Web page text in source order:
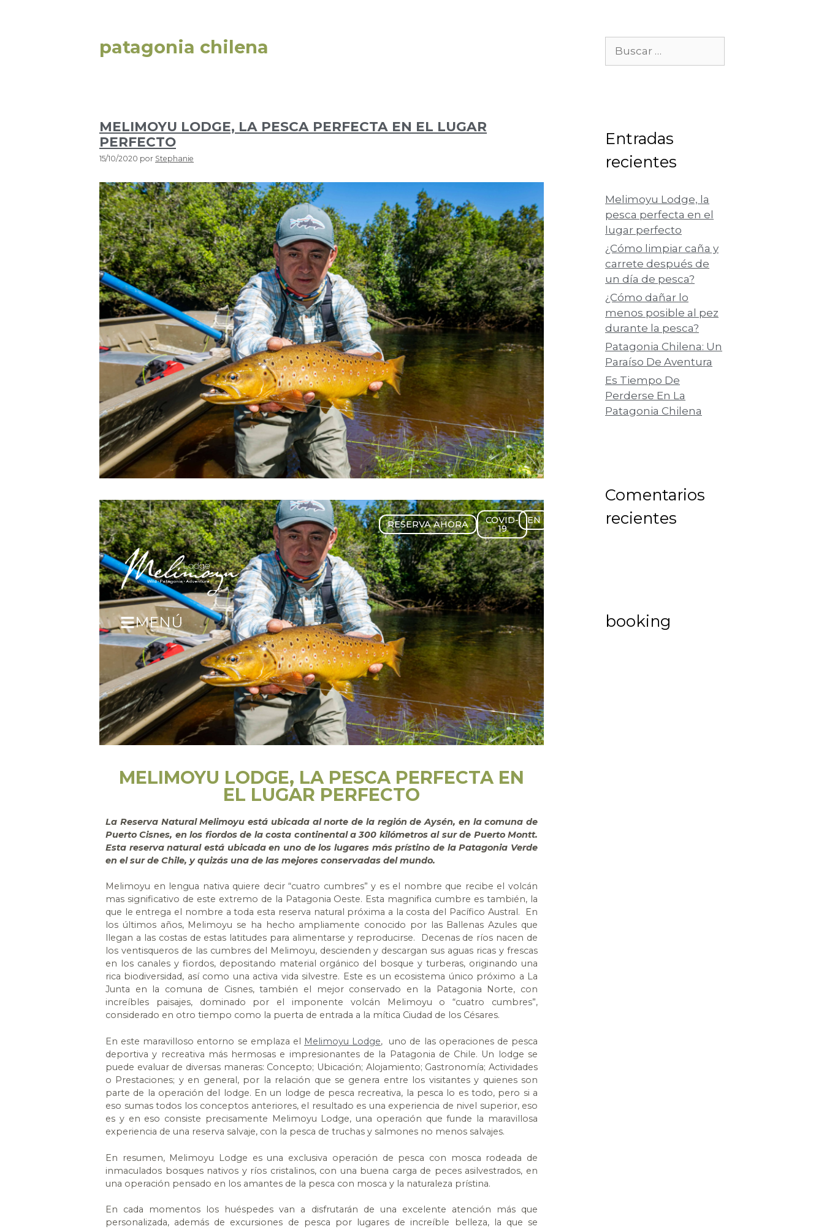
patagonia chilena
MELIMOYU LODGE, LA PESCA PERFECTA EN EL LUGAR
PERFECTO
15/10/2020 por Stephanie
RESERVA AHORA COVID-
19
EN
MENÚ
MELIMOYU LODGE, LA PESCA PERFECTA EN
EL LUGAR PERFECTO
La Reserva Natural Melimoyu está ubicada al norte de la región de Aysén, en la comuna de
Puerto Cisnes, en los fiordos de la costa continental a 300 kilómetros al sur de Puerto Montt.
Esta reserva natural está ubicada en uno de los lugares más prístino de la Patagonia Verde
en el sur de Chile, y quizás una de las mejores conservadas del mundo.
Melimoyu en lengua nativa quiere decir “cuatro cumbres” y es el nombre que recibe el volcán
mas significativo de este extremo de la Patagonia Oeste. Esta magnifica cumbre es también, la
que le entrega el nombre a toda esta reserva natural próxima a la costa del Pacífico Austral. En
los últimos años, Melimoyu se ha hecho ampliamente conocido por las Ballenas Azules que
llegan a las costas de estas latitudes para alimentarse y reproducirse. Decenas de ríos nacen de
los ventisqueros de las cumbres del Melimoyu, descienden y descargan sus aguas ricas y frescas
en los canales y fiordos, depositando material orgánico del bosque y turberas, originando una
rica biodiversidad, así como una activa vida silvestre. Este es un ecosistema único próximo a La
Junta en la comuna de Cisnes, también el mejor conservado en la Patagonia Norte, con
increíbles paisajes, dominado por el imponente volcán Melimoyu o “cuatro cumbres”,
considerado en otro tiempo como la puerta de entrada a la mítica Ciudad de los Césares.
En este maravilloso entorno se emplaza el Melimoyu Lodge, uno de las operaciones de pesca
deportiva y recreativa más hermosas e impresionantes de la Patagonia de Chile. Un lodge se
puede evaluar de diversas maneras: Concepto; Ubicación; Alojamiento; Gastronomía; Actividades
o Prestaciones; y en general, por la relación que se genera entre los visitantes y quienes son
parte de la operación del lodge. En un lodge de pesca recreativa, la pesca lo es todo, pero si a
eso sumas todos los conceptos anteriores, el resultado es una experiencia de nivel superior, eso
es y en eso consiste precisamente Melimoyu Lodge, una operación que funde la maravillosa
experiencia de una reserva salvaje, con la pesca de truchas y salmones no menos salvajes.
En resumen, Melimoyu Lodge es una exclusiva operación de pesca con mosca rodeada de
inmaculados bosques nativos y ríos cristalinos, con una buena carga de peces asilvestrados, en
una operación pensado en los amantes de la pesca con mosca y la naturaleza prístina.
En cada momentos los huéspedes van a disfrutarán de una excelente atención más que
personalizada, además de excursiones de pesca por lugares de increíble belleza, la que se
Entradas
recientes
Melimoyu Lodge, la
pesca perfecta en el
lugar perfecto
¿Cómo limpiar caña y
carrete después de
un día de pesca?
¿Cómo dañar lo
menos posible al pez
durante la pesca?
Patagonia Chilena: Un
Paraíso De Aventura
Es Tiempo De
Perderse En La
Patagonia Chilena
Comentarios
recientes
booking